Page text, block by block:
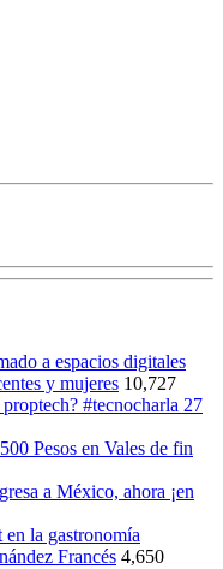
a espacios digitales
y mujeres 10,727
#tecnocharla 27
Pesos en Vales de fin
a México, ahora ¡en
la gastronomía
Francés 4,650